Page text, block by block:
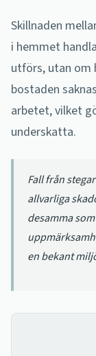
Skillnaden
i hemmet
utförs, utan om
bostaden
arbetet, vilket
underskatta.
Fall från
allvarliga
desamma
en bekant